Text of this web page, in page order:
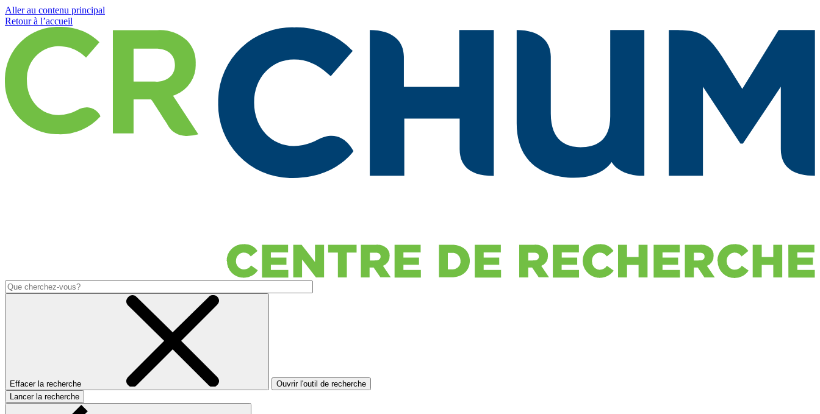
Aller au contenu principal
Retour à l’accueil
Effacer la recherche
Ouvrir l'outil de recherche
Lancer la recherche